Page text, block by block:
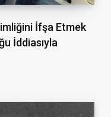
İfşa Etmek
İddiasıyla